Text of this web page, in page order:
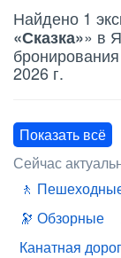
Найдено 1
«Сказка»» в
2026 г.
Показать всё
Сейчас
Обзорные
Канатная